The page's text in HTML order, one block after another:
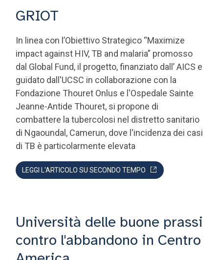
GRIOT
In linea con l’Obiettivo Strategico “Maximize
impact against HIV, TB and malaria” promosso
dal Global Fund, il progetto, finanziato dall’ AICS e
guidato dall'UCSC in collaborazione con la
Fondazione Thouret Onlus e l'Ospedale Sainte
Jeanne-Antide Thouret, si propone di
combattere la tubercolosi nel distretto sanitario
di Ngaoundal, Camerun, dove l'incidenza dei casi
di TB è particolarmente elevata
LEGGI L'ARTICOLO SU SECONDO TEMPO
Università delle buone prassi
contro l'abbandono in Centro